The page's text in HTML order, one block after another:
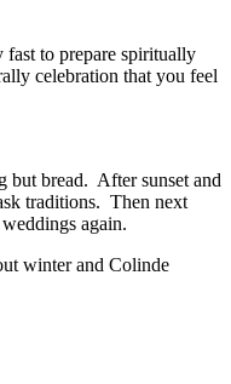
fast to prepare spiritually
celebration that you feel
but bread. After sunset and
traditions. Then next
again.
winter and Colinde